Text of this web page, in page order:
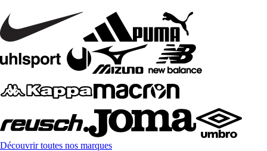
Découvrir toutes nos marques